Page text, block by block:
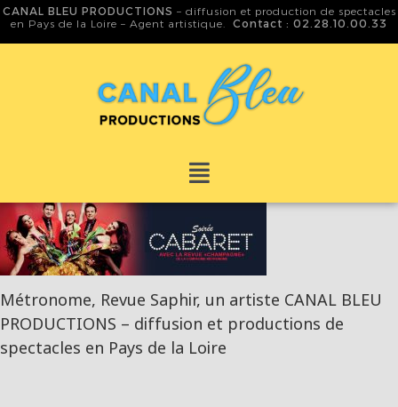
CANAL BLEU PRODUCTIONS – diffusion et production de spectacles
en Pays de la Loire – Agent artistique. Contact : 02.28.10.00.33
Métronome, Revue Saphir, un artiste CANAL BLEU
PRODUCTIONS – diffusion et productions de
spectacles en Pays de la Loire